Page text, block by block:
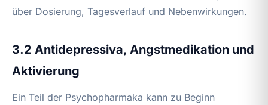
über Dosierung, Tagesverlauf und Nebenwirkungen.
3.2 Antidepressiva, Angstmedikation und
Aktivierung
Ein Teil der Psychopharmaka kann zu Beginn